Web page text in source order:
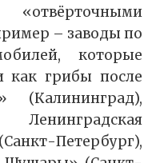
– заводы по
которые
как грибы после
(Калининград),
Петербург),